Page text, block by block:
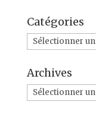
o
k
r
e
r
Catégories
Catégories
Archives
Archives